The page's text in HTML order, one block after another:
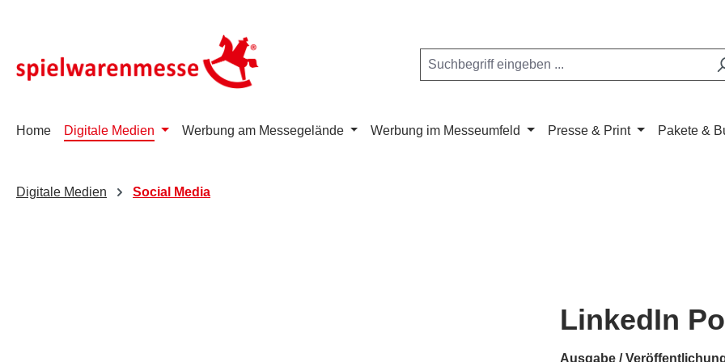
Home Digitale Medien Werbung am Messegelände Werbung im Messeumfeld Presse & Print Pakete &
Digitale Medien Social Media
LinkedIn
Ausgabe /